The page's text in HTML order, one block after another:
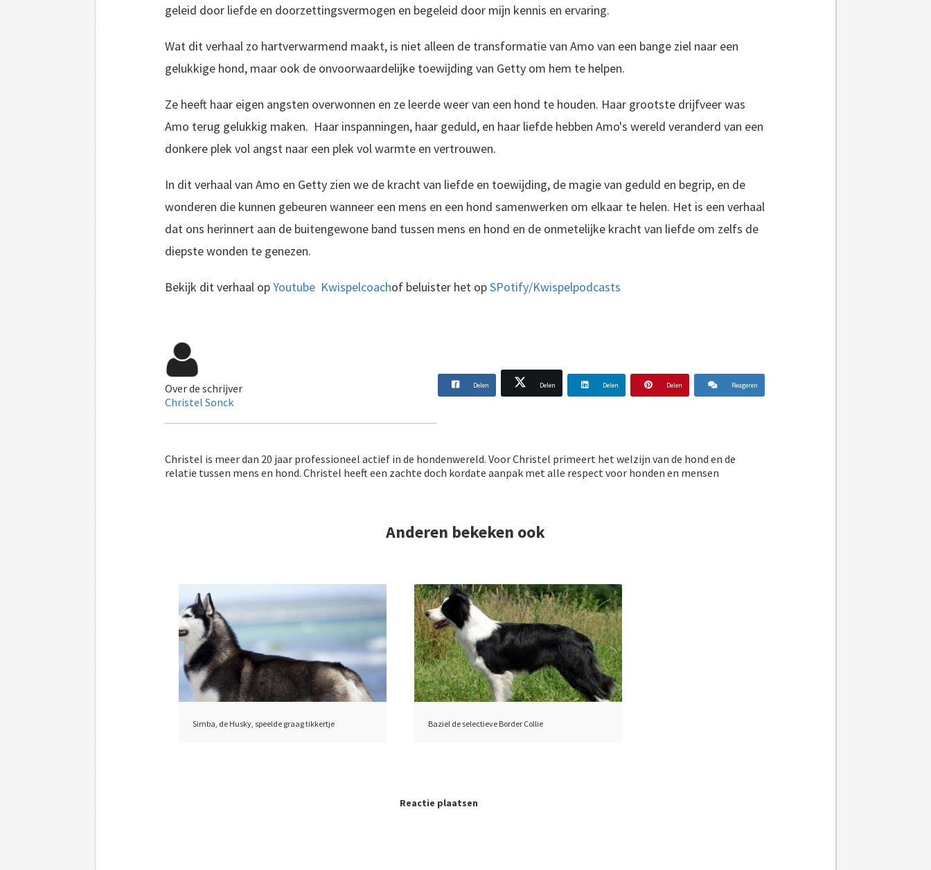
geleid door liefde en doorzettingsvermogen en begeleid door mijn kennis en ervaring.
Wat dit verhaal zo hartverwarmend maakt, is niet alleen de transformatie van Amo van een bange ziel naar een
gelukkige hond, maar ook de onvoorwaardelijke toewijding van Getty om hem te helpen.
Ze heeft haar eigen angsten overwonnen en ze leerde weer van een hond te houden. Haar grootste drijfveer was
Amo terug gelukkig maken. Haar inspanningen, haar geduld, en haar liefde hebben Amo's wereld veranderd van een
donkere plek vol angst naar een plek vol warmte en vertrouwen.
In dit verhaal van Amo en Getty zien we de kracht van liefde en toewijding, de magie van geduld en begrip, en de
wonderen die kunnen gebeuren wanneer een mens en een hond samenwerken om elkaar te helen. Het is een verhaal
dat ons herinnert aan de buitengewone band tussen mens en hond en de onmetelijke kracht van liefde om zelfs de
diepste wonden te genezen.
Bekijk dit verhaal opYoutube Kwispelcoachof beluister het opSPotify/Kwispelpodcasts
Delen Delen Delen Delen Reageren
Over de schrijver
Christel Sonck
Christel is meer dan 20 jaar professioneel actief in de hondenwereld. Voor Christel primeert het welzijn van de hond en de
relatie tussen mens en hond. Christel heeft een zachte doch kordate aanpak met alle respect voor honden en mensen
Anderen bekeken ook
Simba, de Husky, speelde graag tikkertje Baziel de selectieve Border Collie
Reactie plaatsen